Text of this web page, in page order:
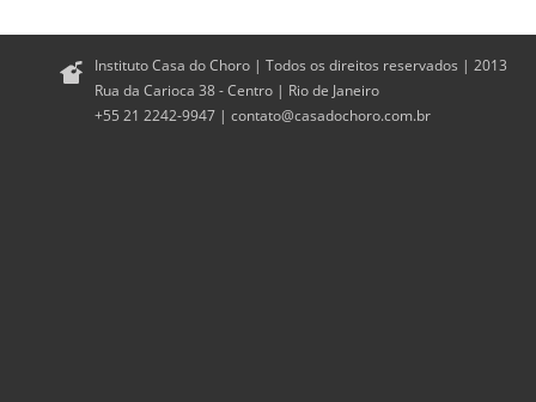
Instituto Casa do Choro | Todos os direitos reservados | 2013
Rua da Carioca 38 - Centro | Rio de Janeiro
+55 21 2242-9947 | contato@casadochoro.com.br